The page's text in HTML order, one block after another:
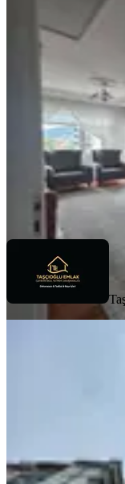
3+1
Taşçıoğlu emlakYasin